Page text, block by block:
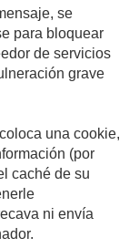
se
para bloquear
de servicios
grave
una cookie,
(por
caché de su
ni envía